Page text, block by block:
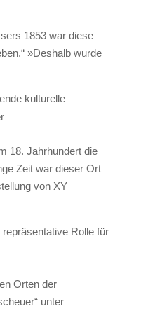
1853 war diese
»Deshalb wurde
kulturelle
18. Jahrhundert die
Zeit war dieser Ort
von XY
Rolle für
Orten der
unter